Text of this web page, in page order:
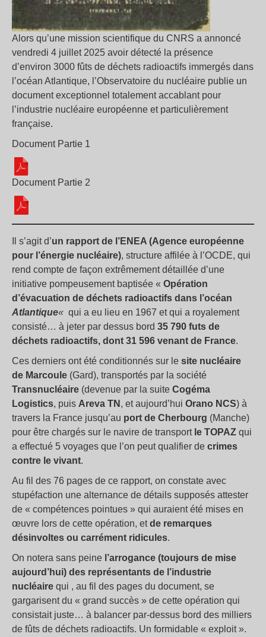
Alors qu’une mission scientifique du CNRS a annoncé
vendredi 4 juillet 2025 avoir détecté la présence
d’environ 3000 fûts de déchets radioactifs immergés dans
l’océan Atlantique, l’Observatoire du nucléaire publie un
document exceptionnel totalement accablant pour
l’industrie nucléaire européenne et particulièrement
française.
Document Partie 1
Document Partie 2
Il s’agit d’un rapport de l’ENEA (Agence européenne
pour l’énergie nucléaire), structure affilée à l’OCDE, qui
rend compte de façon extrêmement détaillée d’une
initiative pompeusement baptisée « Opération
d’évacuation de déchets radioactifs dans l’océan
Atlantique« qui a eu lieu en 1967 et qui a royalement
consisté… à jeter par dessus bord 35 790 futs de
déchets radioactifs, dont 31 596 venant de France.
Ces derniers ont été conditionnés sur le site nucléaire
de Marcoule (Gard), transportés par la société
Transnucléaire (devenue par la suite Cogéma
Logistics, puis Areva TN , et aujourd’hui Orano NCS) à
travers la France jusqu’au port de Cherbourg (Manche)
pour être chargés sur le navire de transport le TOPAZ qui
a effectué 5 voyages que l’on peut qualifier de crimes
contre le vivant.
Au fil des 76 pages de ce rapport, on constate avec
stupéfaction une alternance de détails supposés attester
de « compétences pointues » qui auraient été mises en
œuvre lors de cette opération, etde remarques
désinvoltes ou carrément ridicules.
On notera sans peine l’arrogance (toujours de mise
aujourd’hui) des représentants de l’industrie
nucléaire qui , au fil des pages du document, se
gargarisent du « grand succès » de cette opération qui
consistait juste… à balancer par-dessus bord des milliers
de fûts de déchets radioactifs. Un formidable « exploit ».